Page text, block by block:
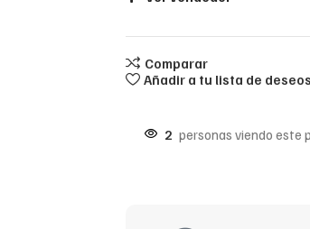
Comparar
Añadir a tu lista de
2 personas viendo este